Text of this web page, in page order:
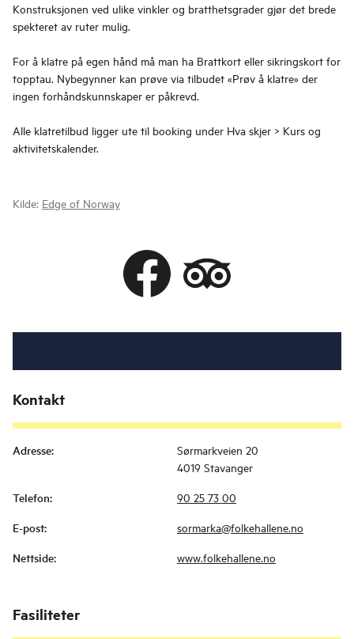
Konstruksjonen ved ulike vinkler og bratthetsgrader gjør det brede
spekteret av ruter mulig.
For å klatre på egen hånd må man ha Brattkort eller sikringskort for
topptau. Nybegynner kan prøve via tilbudet «Prøv å klatre» der
ingen forhåndskunnskaper er påkrevd.
Alle klatretilbud ligger ute til booking under Hva skjer > Kurs og
aktivitetskalender.
Kilde: Edge of Norway
Kontakt
Adresse:
Sørmarkveien 20
4019 Stavanger
Telefon: 90 25 73 00
E-post: sormarka@folkehallene.no
Nettside: www.folkehallene.no
Fasiliteter